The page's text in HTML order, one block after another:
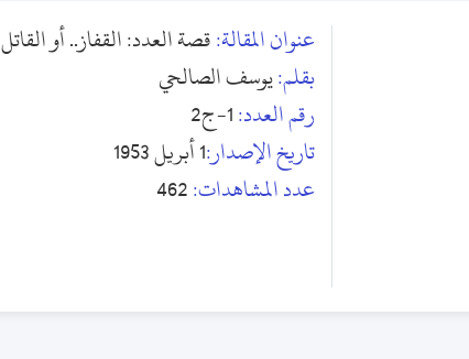
عنوان المقالة:قصة العدد: القفاز.. أو القاتل
بقلم:يوسف الصالحي
رقم العدد:1-ج2
تاريخ الإصدار:1 أبريل 1953
عدد المشاهدات:462